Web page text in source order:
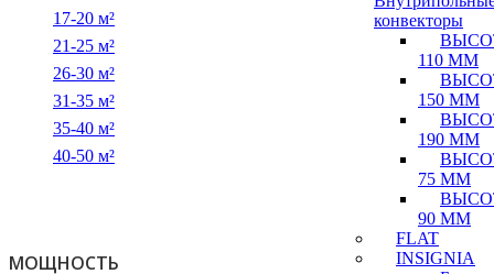
конвекторы
110 ММ
150 ММ
190 ММ
75 ММ
90 ММ
FLAT
INSIGNIA
17-20 м²
21-25 м²
26-30 м²
31-35 м²
35-40 м²
40-50 м²
МОЩНОСТЬ